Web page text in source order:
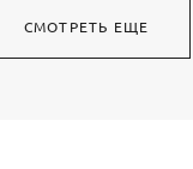
СМОТРЕТЬ ЕЩЕ